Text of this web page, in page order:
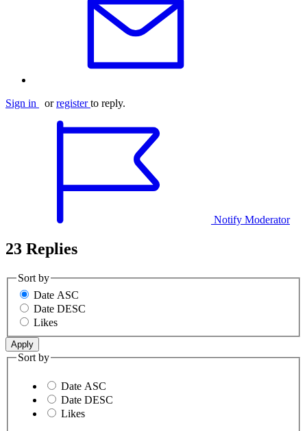
Sign in orregister to reply.
Notify Moderator
23 Replies
Sort by
Date ASC
Date DESC
Likes
Sort by
Date ASC
Date DESC
Likes